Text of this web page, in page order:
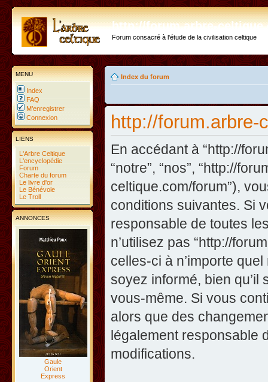
http://forum.arbre-
Forum consacré à l'étude de la civilisation celtique
MENU
Index
FAQ
M’enregistrer
Connexion
LIENS
L'Arbre Celtique
L'encyclopédie
Forum
Charte du forum
Le livre d'or
Le Bénévole
Le Troll
ANNONCES
Gaule
Orient
Express
Index du forum
http://forum.arbre-
En accédant à “http://
“notre”, “nos”, “http://
celtique.com/forum”),
conditions suivantes. Si
responsable de toutes
n’utilisez pas “http://
celles-ci à n’importe
soyez informé, bien
vous-même. Si vous
alors que des
légalement responsable
modifications.